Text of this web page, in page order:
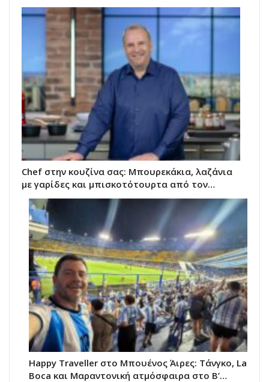
Chef στην κουζίνα σας: Μπουρεκάκια, λαζάνια
με γαρίδες και μπισκοτότουρτα από τον…
Happy Traveller στο Μπουένος Άιρες: Τάνγκο, La
Boca και Μαραντονική ατμόσφαιρα στο Β’…